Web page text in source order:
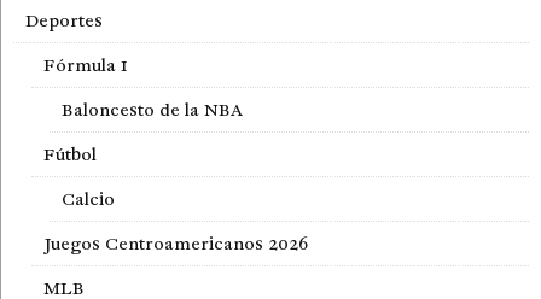
Deportes
Fórmula 1
Baloncesto de la NBA
Fútbol
Calcio
Juegos Centroamericanos 2026
MLB